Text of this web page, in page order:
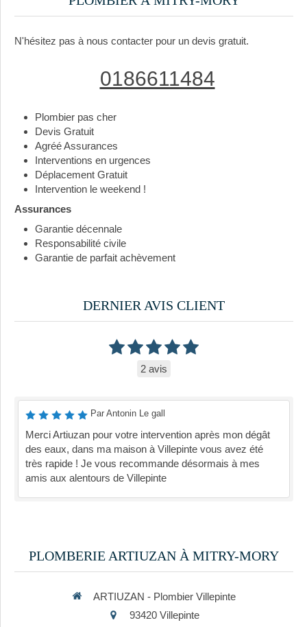
N'hésitez pas à nous contacter pour un devis gratuit.
0186611484
Plombier pas cher
Devis Gratuit
Agréé Assurances
Interventions en urgences
Déplacement Gratuit
Intervention le weekend !
Assurances
Garantie décennale
Responsabilité civile
Garantie de parfait achèvement
DERNIER AVIS CLIENT
2 avis
Par Antonin Le gall
Merci Artiuzan pour votre intervention après mon dégât
des eaux, dans ma maison à Villepinte vous avez été
très rapide ! Je vous recommande désormais à mes
amis aux alentours de Villepinte
PLOMBERIE ARTIUZAN À MITRY-MORY
ARTIUZAN - Plombier Villepinte
93420 Villepinte